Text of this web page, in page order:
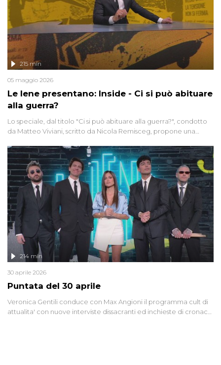
Le Iene presentano: Inside - Ci si può abituare
alla guerra?
215 min
05 maggio 2026
Lo speciale, dal titolo "Ci si può abituare alla guerra?", condotto
da Matteo Viviani, scritto da Nicola Remisceg, propone una
di settore - su quanto la guerra sia diventata una realtà pervasiva.
Anche se l'Italia non è direttamente coinvolta in conflitti armati, il
contesto globale rende impossibile considerarla un fenomeno
lontano.
Puntata del 30 aprile
214 min
30 aprile 2026
Veronica Gentili conduce con Max Angioni il programma cult di
attualita' con nuove interviste dissacranti ed inchieste di cronaca